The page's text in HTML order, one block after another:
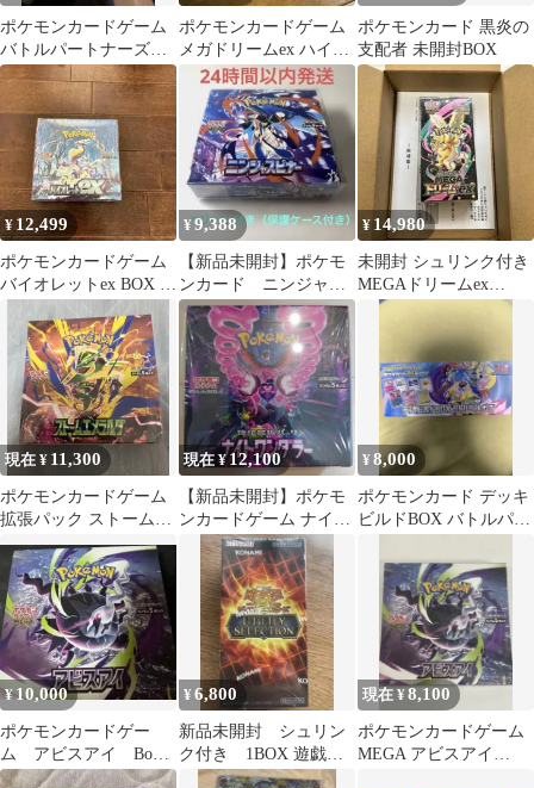
ポケモンカードゲーム
バトルパートナーズ
BOX
ポケモンカードゲーム
メガドリームex ハイク
ラスパックシュリンク
付き
ポケモンカード 黒炎の
支配者 未開封BOX
¥ 12,499
ポケモンカードゲーム
バイオレットex BOX シ
¥9,388
【新品未開封】ポケモ
ンカード ニンジャス
ピナー シュリンクな
し、ペリペリあり
¥ 14,980
未開封 シュリンク付き
MEGAドリームex
1BOX ポケモンカード
現在 ¥ 11,300
ポケモンカードゲーム
拡張パック ストームエ
メラルダ BOX シュリ
ンク付き
現在 ¥12,100
【新品未開封】ポケモ
ンカードゲーム ナイト
ワンダラー BOX シュ
リンク付き
¥8,000
ポケモンカード デッキ
ビルドBOX バトルパー
ンク付き
¥10,000
ポケモンカードゲー
ム アビスアイ Box
シュリンクなし
¥6,800
新品未開封 シュリン
ク付き 1BOX 遊戯王
UTILITY SELECTION
現在 ¥8,100
ポケモンカードゲーム
MEGA アビスアイ